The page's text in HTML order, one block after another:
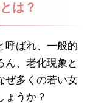
は？
呼ばれ、一般的
ん、老化現象と
ぜ多くの若い女
ょうか？